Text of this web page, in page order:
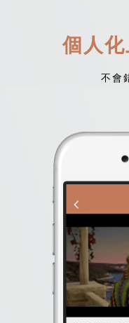
個人
不會